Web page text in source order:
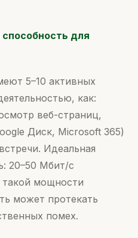
для
5–10 активных
как:
веб-страниц,
Диск, Microsoft 365)
Идеальная
20–50 Мбит/с
мощности
может протекать
помех.